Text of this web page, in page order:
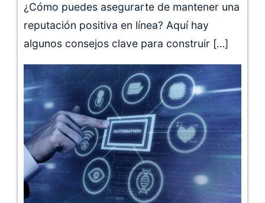
¿Cómo puedes asegurarte de mantener una
reputación positiva en línea? Aquí hay
algunos consejos clave para construir […]